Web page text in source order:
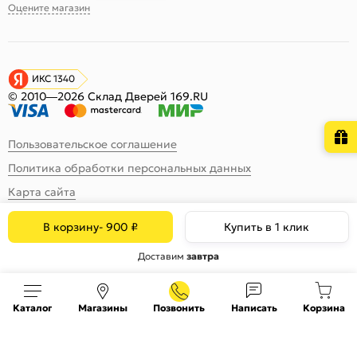
В корзину- 900₽ Купить в 1 клик
Доставим завтра
Оцените магазин
ИКС 1340
© 2010—2026 Склад Дверей 169.RU
Пользовательское соглашение
Политика обработки персональных данных
Карта сайта
Каталог Магазины Позвонить Написать Корзина